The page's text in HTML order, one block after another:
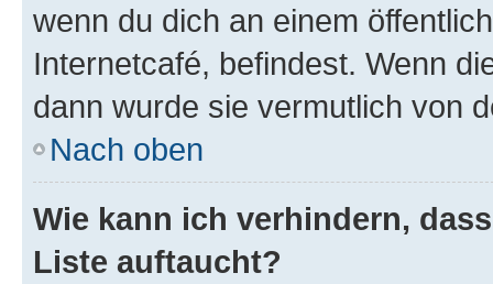
wenn du dich an einem
Internetcafé, befindest. Wenn
dann wurde sie vermutlich von
Nach oben
Wie kann ich verhindern,
Liste auftaucht?